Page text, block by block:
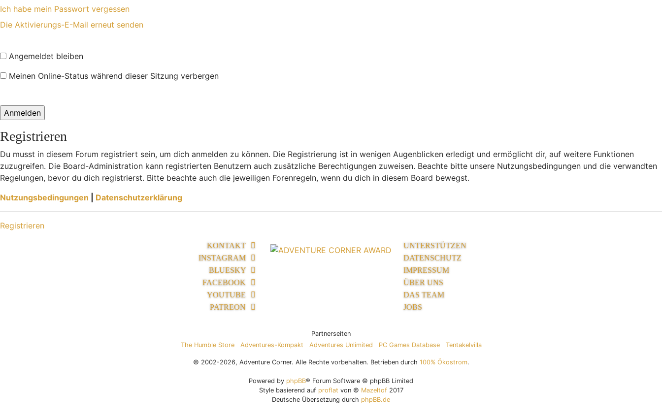
Ich habe mein Passwort vergessen
Die Aktivierungs-E-Mail erneut senden
Angemeldet bleiben
Meinen Online-Status während dieser Sitzung verbergen
Registrieren
Du musst in diesem Forum registriert sein, um dich anmelden zu können. Die Registrierung ist in wenigen Augenblicken erledigt und ermöglicht dir, auf weitere Funktionen
zuzugreifen. Die Board-Administration kann registrierten Benutzern auch zusätzliche Berechtigungen zuweisen. Beachte bitte unsere Nutzungsbedingungen und die verwandten
Regelungen, bevor du dich registrierst. Bitte beachte auch die jeweiligen Forenregeln, wenn du dich in diesem Board bewegst.
Nutzungsbedingungen
Datenschutzerklärung
Registrieren
KONTAKT
INSTAGRAM
BLUESKY
FACEBOOK
YOUTUBE
PATREON
UNTERSTÜTZEN
DATENSCHUTZ
IMPRESSUM
ÜBER UNS
DAS TEAM
JOBS
Partnerseiten
The Humble Store
Adventures-Kompakt Adventures Unlimited PC Games Database Tentakelvilla
© 2002-2026, Adventure Corner. Alle Rechte vorbehalten. Betrieben durch 100% Ökostrom.
Powered by phpBB® Forum Software © phpBB Limited
Style basierend auf proflat von © Mazeltof2017
Deutsche Übersetzung durch phpBB.de